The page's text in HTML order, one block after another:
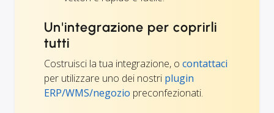
Un'integrazione per coprirli
tutti
Costruisci la tua integrazione, o contattaci
per utilizzare uno dei nostri plugin
ERP/WMS/negozio preconfezionati.